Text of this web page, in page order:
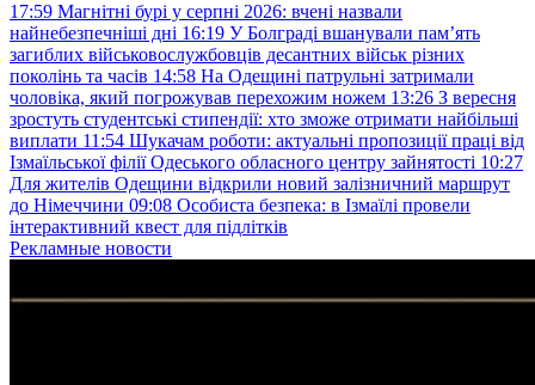
17:59 Магнітні бурі у серпні 2026: вчені назвали
найнебезпечніші дні 16:19 У Болграді вшанували пам’ять
загиблих військовослужбовців десантних військ різних
поколінь та часів 14:58 На Одещині патрульні затримали
чоловіка, який погрожував перехожим ножем 13:26 З вересня
зростуть студентські стипендії: хто зможе отримати найбільші
виплати 11:54 Шукачам роботи: актуальні пропозиції праці від
Ізмаїльської філії Одеського обласного центру зайнятості 10:27
Для жителів Одещини відкрили новий залізничний маршрут
до Німеччини 09:08 Особиста безпека: в Ізмаїлі провели
інтерактивний квест для підлітків
Рекламные новости